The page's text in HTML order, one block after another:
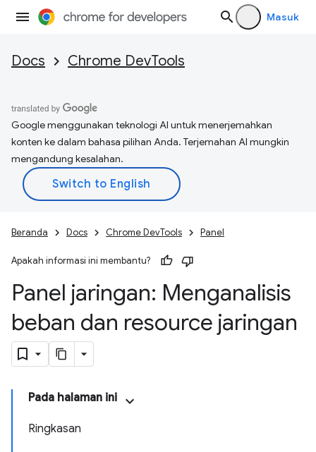
Masuk
Docs Chrome DevTools
Google menggunakan teknologi AI untuk menerjemahkan
konten ke dalam bahasa pilihan Anda. Terjemahan AI mungkin
mengandung kesalahan.
Beranda Docs Chrome DevTools Panel
Apakah informasi ini membantu?
Panel jaringan: Menganalisis
beban dan resource jaringan
Pada halaman ini
Ringkasan